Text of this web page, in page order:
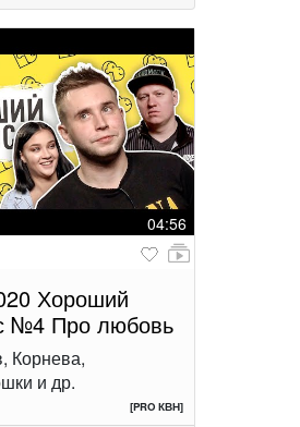
04:56
Хороший
№4 Про любовь
Корнева,
и др.
[PRO КВН]